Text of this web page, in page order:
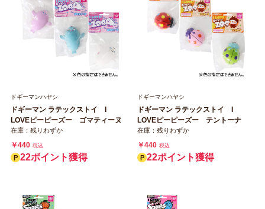
ドギーマンハヤシ
ドギーマン ラテックストイ I
LOVEピーピーズー ゴマティーヌ
在庫：残りわずか
￥440 税込
22ポイント獲得
ドギーマンハヤシ
ドギーマン ラテックストイ I
LOVEピーピーズー テントーナ
在庫：残りわずか
￥440 税込
22ポイント獲得